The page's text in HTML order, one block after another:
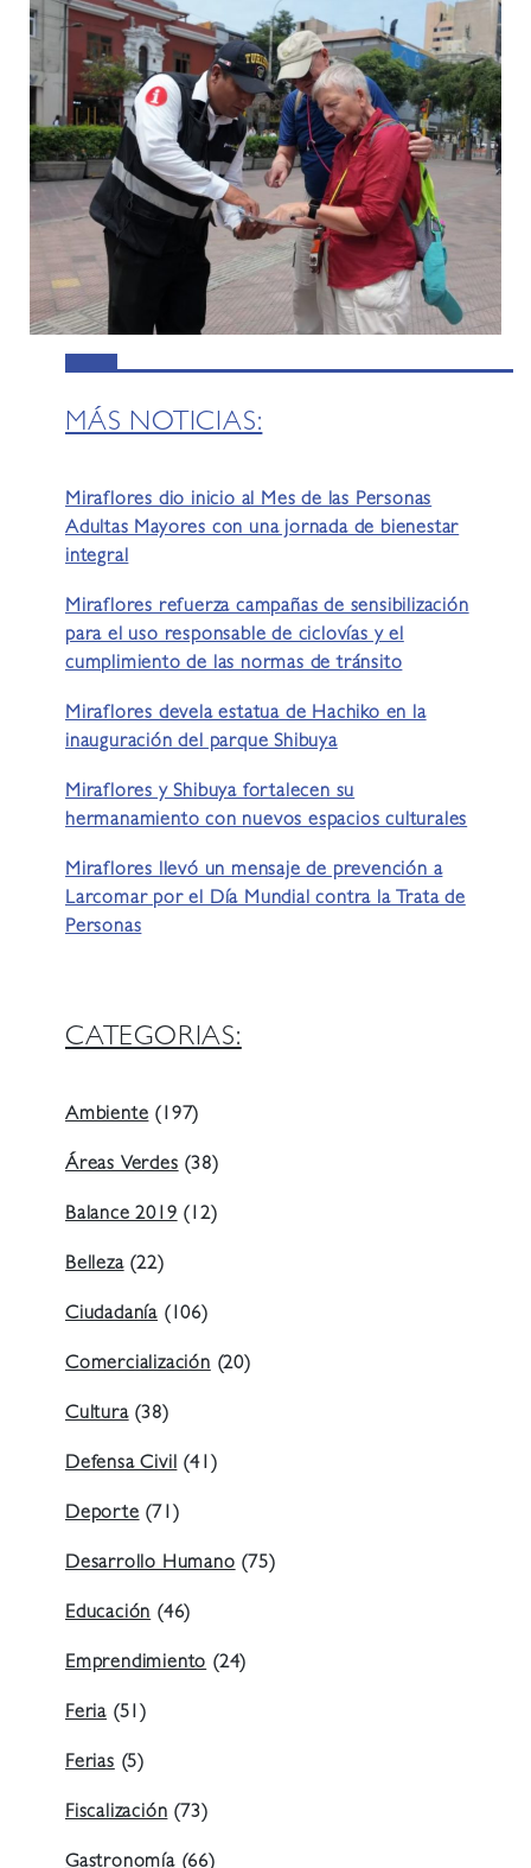
MÁS NOTICIAS:
Miraflores dio inicio al Mes de las Personas
Adultas Mayores con una jornada de bienestar
integral
Miraflores refuerza campañas de sensibilización
para el uso responsable de ciclovías y el
cumplimiento de las normas de tránsito
Miraflores devela estatua de Hachiko en la
inauguración del parque Shibuya
Miraflores y Shibuya fortalecen su
hermanamiento con nuevos espacios culturales
Miraflores llevó un mensaje de prevención a
Larcomar por el Día Mundial contra la Trata de
Personas
CATEGORIAS:
Ambiente (197)
Áreas Verdes (38)
Balance 2019 (12)
Belleza(22)
Ciudadanía (106)
Comercialización (20)
Cultura(38)
Defensa Civil (41)
Deporte (71)
Desarrollo Humano (75)
Educación (46)
Emprendimiento (24)
Feria (51)
Ferias (5)
Fiscalización (73)
Gastronomía(66)